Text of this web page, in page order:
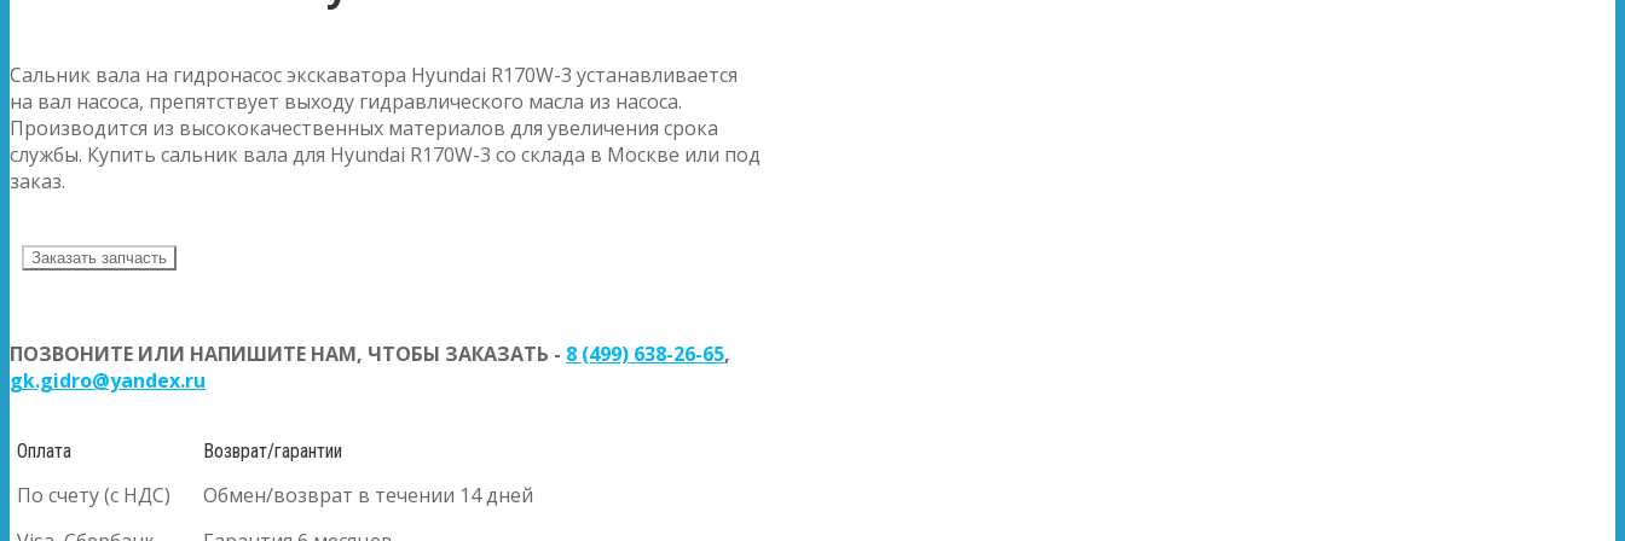
Сальник вала на гидронасос экскаватора Hyundai R170W-3 устанавливается
на вал насоса, препятствует выходу гидравлического масла из насоса.
Производится из высококачественных материалов для увеличения срока
службы. Купить сальник вала для Hyundai R170W-3 со склада в Москве или под
заказ.
Заказать запчасть
ПОЗВОНИТЕ ИЛИ НАПИШИТЕ НАМ, ЧТОБЫ ЗАКАЗАТЬ - 8 (499) 638-26-65,
gk.gidro@yandex.ru
Оплата
По счету (с НДС)
Возврат/гарантии
Обмен/возврат в течении 14 дней